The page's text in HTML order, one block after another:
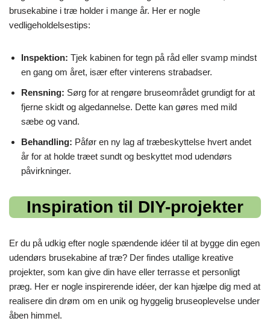
brusekabine i træ holder i mange år. Her er nogle
vedligeholdelsestips:
Inspektion: Tjek kabinen for tegn på råd eller svamp mindst
en gang om året, især efter vinterens strabadser.
Rensning: Sørg for at rengøre bruseområdet grundigt for at
fjerne skidt og algedannelse. Dette kan gøres med mild
sæbe og vand.
Behandling: Påfør en ny lag af træbeskyttelse hvert andet
år for at holde træet sundt og beskyttet mod udendørs
påvirkninger.
Inspiration til DIY-projekter
Er du på udkig efter nogle spændende idéer til at bygge din egen
udendørs brusekabine af træ? Der findes utallige kreative
projekter, som kan give din have eller terrasse et personligt
præg. Her er nogle inspirerende idéer, der kan hjælpe dig med at
realisere din drøm om en unik og hyggelig bruseoplevelse under
åben himmel.